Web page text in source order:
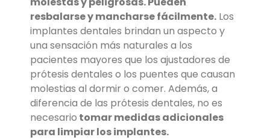
resbalarse y mancharse fácilmente. Los
implantes dentales brindan un aspecto y
una sensación más naturales a los
pacientes mayores que los ajustadores de
prótesis dentales o los puentes que causan
molestias al dormir o comer. Además, a
diferencia de las prótesis dentales, no es
necesario tomar medidas adicionales
para limpiar los implantes.